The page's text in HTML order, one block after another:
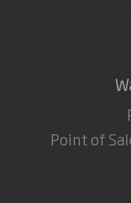
Point of